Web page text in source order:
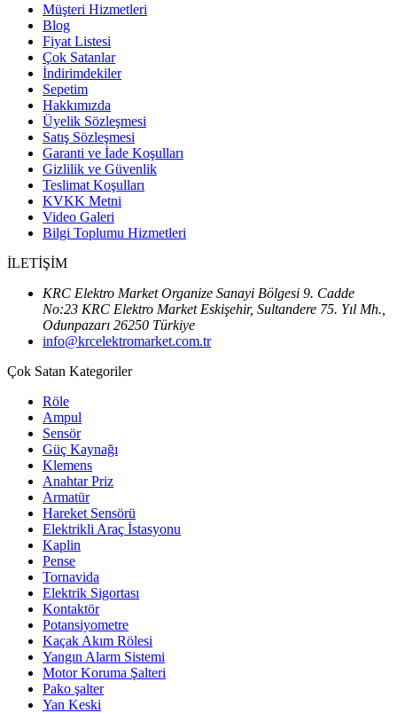
Müşteri Hizmetleri
Blog
Fiyat Listesi
Çok Satanlar
İndirimdekiler
Sepetim
Hakkımızda
Üyelik Sözleşmesi
Satış Sözleşmesi
Garanti ve İade Koşulları
Gizlilik ve Güvenlik
Teslimat Koşulları
KVKK Metni
Video Galeri
Bilgi Toplumu Hizmetleri
İLETİŞİM
KRC Elektro Market Organize Sanayi Bölgesi 9. Cadde
No:23 KRC Elektro Market Eskişehir, Sultandere 75. Yıl Mh.,
Odunpazarı 26250 Türkiye
info@krcelektromarket.com.tr
Çok Satan Kategoriler
Röle
Ampul
Sensör
Güç Kaynağı
Klemens
Anahtar Priz
Armatür
Hareket Sensörü
Elektrikli Araç İstasyonu
Kaplin
Pense
Tornavida
Elektrik Sigortası
Kontaktör
Potansiyometre
Kaçak Akım Rölesi
Yangın Alarm Sistemi
Motor Koruma Şalteri
Pako şalter
Yan Keski